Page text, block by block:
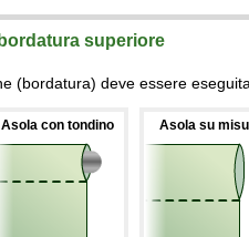
superiore
(bordatura) deve essere
Asola con tondino Asola su